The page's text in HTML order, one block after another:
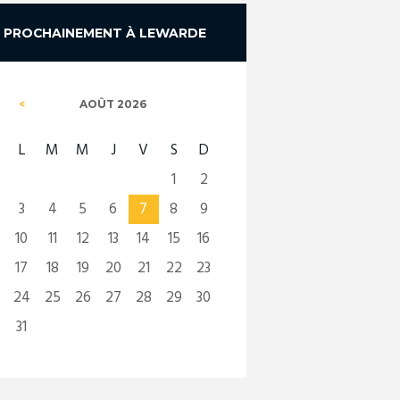
PROCHAINEMENT À LEWARDE
AOÛT 2026
L M M J V S
D
1
2
3
4 5 6 7 8
9
10
11 12 13 14 15
16
17
18 19 20 21 22
23
24
25 26 27 28 29
30
31